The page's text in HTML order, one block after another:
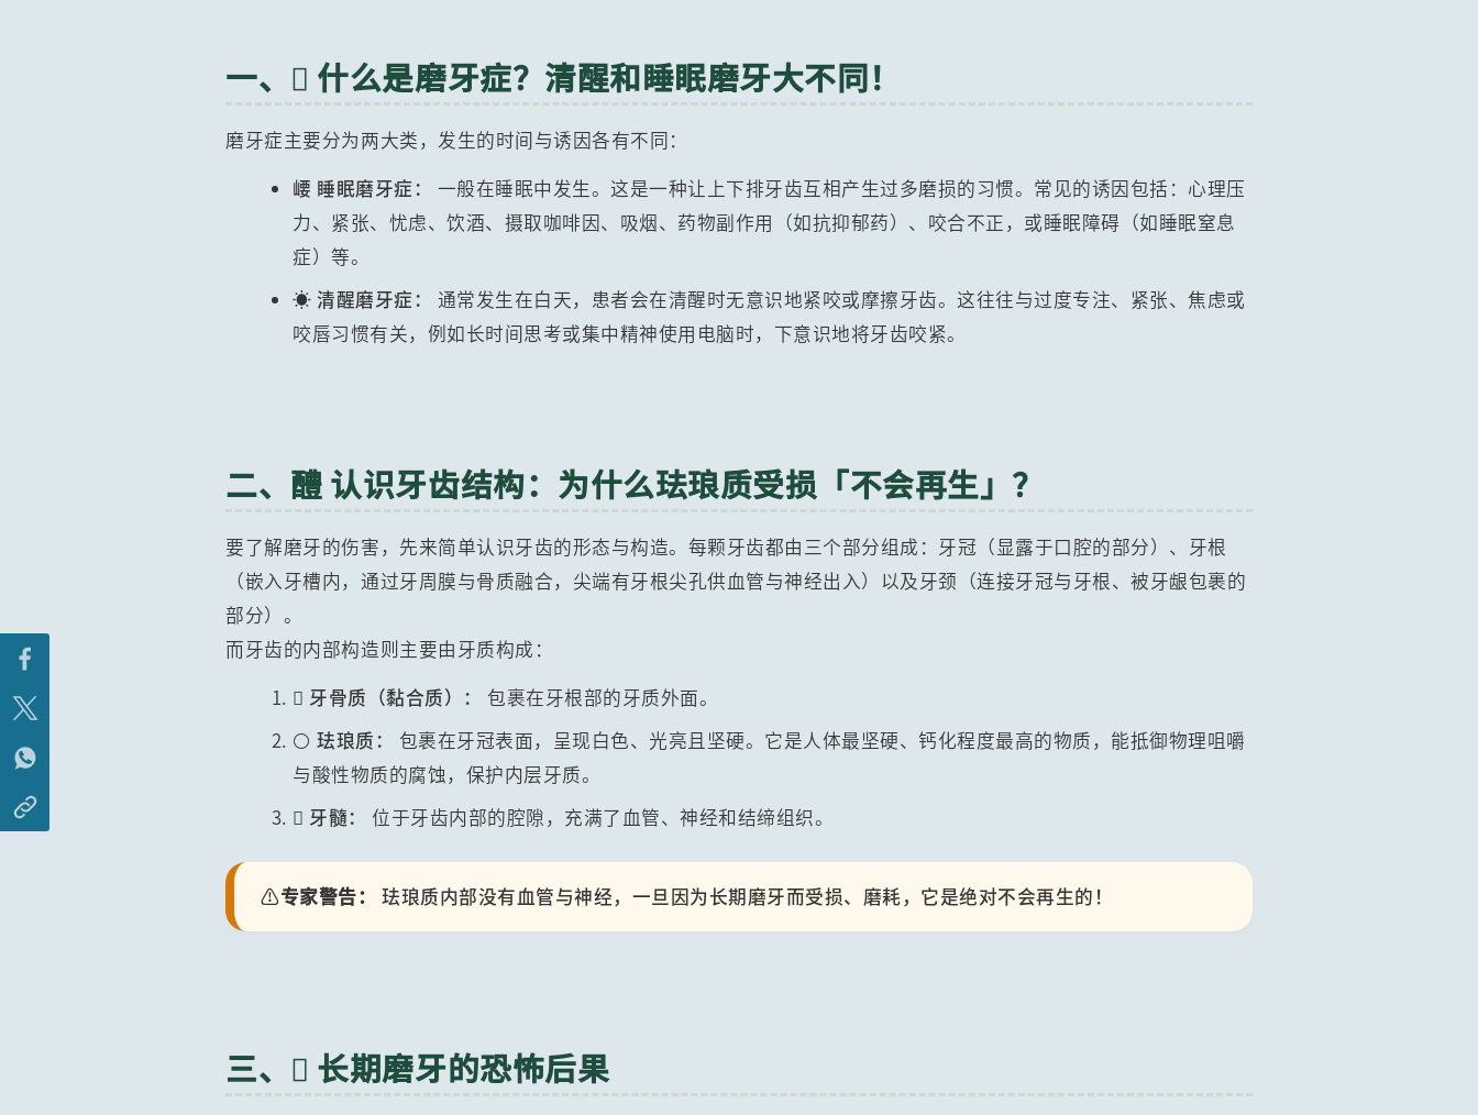
一、 什么是磨牙症？清醒和睡眠磨牙大不同！
磨牙症主要分为两大类，发生的时间与诱因各有不同：
崾 睡眠磨牙症：
一般在睡眠中发生。这是一种让上下排牙齿互相产生过多磨损的习惯。常见的诱因包括：心理压
力、紧张、忧虑、饮酒、摄取咖啡因、吸烟、药物副作用（如抗抑郁药）、咬合不正，或睡眠障碍（如睡眠窒息
症）等。
☀️ 清醒磨牙症：
通常发生在白天，患者会在清醒时无意识地紧咬或摩擦牙齿。这往往与过度专注、紧张、焦虑或
咬唇习惯有关，例如长时间思考或集中精神使用电脑时，下意识地将牙齿咬紧。
二、醴 认识牙齿结构：为什么珐琅质受损「不会再生」？
要了解磨牙的伤害，先来简单认识牙齿的形态与构造。每颗牙齿都由三个部分组成：牙冠（显露于口腔的部分）、牙根
（嵌入牙槽内，通过牙周膜与骨质融合，尖端有牙根尖孔供血管与神经出入）以及牙颈（连接牙冠与牙根、被牙龈包裹的
部分）。
而牙齿的内部构造则主要由牙质构成：
 牙骨质（黏合质）：
包裹在牙根部的牙质外面。
⚪ 珐琅质：
包裹在牙冠表面，呈现白色、光亮且坚硬。它是人体最坚硬、钙化程度最高的物质，能抵御物理咀嚼
与酸性物质的腐蚀，保护内层牙质。
 牙髓：
位于牙齿内部的腔隙，充满了血管、神经和结缔组织。
⚠️专家警告： 珐琅质内部没有血管与神经，一旦因为长期磨牙而受损、磨耗，它是绝对不会再生的！
三、 长期磨牙的恐怖后果